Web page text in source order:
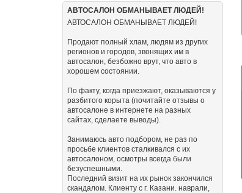
АВТОСАЛОН ОБМАНЫВАЕТ ЛЮДЕЙ!
АВТОСАЛОН ОБМАНЫВАЕТ ЛЮДЕЙ!
Продают полный хлам, людям из других
регионов и городов, звонящих им в
автосалон, безбожно врут, что авто в
хорошем состоянии.
По факту, когда приезжают, оказываются у
разбитого корыта (почитайте отзывы о
автосалоне в интернете на разных
сайтах, сделаете выводы).
Занимаюсь авто подбором, не раз по
просьбе клиентов сталкивался с их
автосалоном, осмотры всегда были
безуспешными.
Последний визит на их рынок закончился
скандалом. Клиенту с г. Казани. наврали,